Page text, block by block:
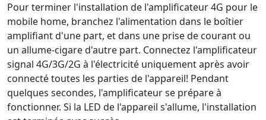
Pour terminer l'installation de l'amplificateur 4G pour le
mobile home, branchez l'alimentation dans le boîtier
amplifiant d'une part, et dans une prise de courant ou
un allume-cigare d'autre part. Connectez l'amplificateur
signal 4G/3G/2G à l'électricité uniquement après avoir
connecté toutes les parties de l'appareil! Pendant
quelques secondes, l'amplificateur se prépare à
fonctionner. Si la LED de l'appareil s'allume, l'installation